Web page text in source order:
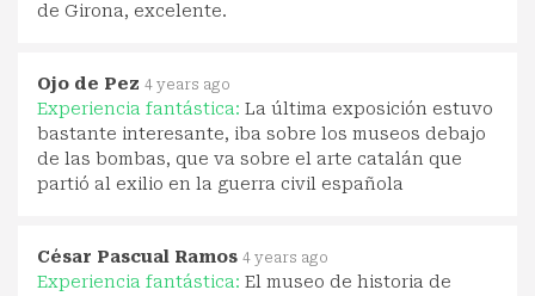
de Girona, excelente.
Ojo de Pez 4 years ago
Experiencia fantástica: La última exposición estuvo
bastante interesante, iba sobre los museos debajo
de las bombas, que va sobre el arte catalán que
partió al exilio en la guerra civil española
César Pascual Ramos 4 years ago
Experiencia fantástica: El museo de historia de